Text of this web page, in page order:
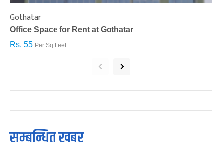
Gothatar
Office Space for Rent at Gothatar
Rs. 55 Per Sq.Feet
‹ ›
सम्बन्धित खबर